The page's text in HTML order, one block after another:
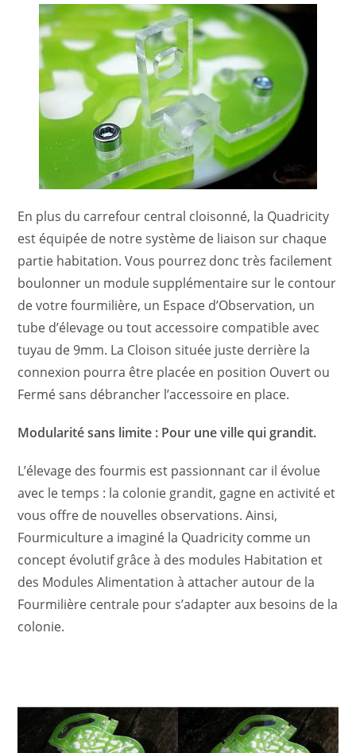
En plus du carrefour central cloisonné, la Quadricity
est équipée de notre système de liaison sur chaque
partie habitation. Vous pourrez donc très facilement
boulonner un module supplémentaire sur le contour
de votre fourmilière, un Espace d’Observation, un
tube d’élevage ou tout accessoire compatible avec
tuyau de 9mm. La Cloison située juste derrière la
connexion pourra être placée en position Ouvert ou
Fermé sans débrancher l’accessoire en place.
Modularité sans limite : Pour une ville qui grandit.
L’élevage des fourmis est passionnant car il évolue
avec le temps : la colonie grandit, gagne en activité et
vous offre de nouvelles observations. Ainsi,
Fourmiculture a imaginé la Quadricity comme un
concept évolutif grâce à des modules Habitation et
des Modules Alimentation à attacher autour de la
Fourmilière centrale pour s’adapter aux besoins de la
colonie.